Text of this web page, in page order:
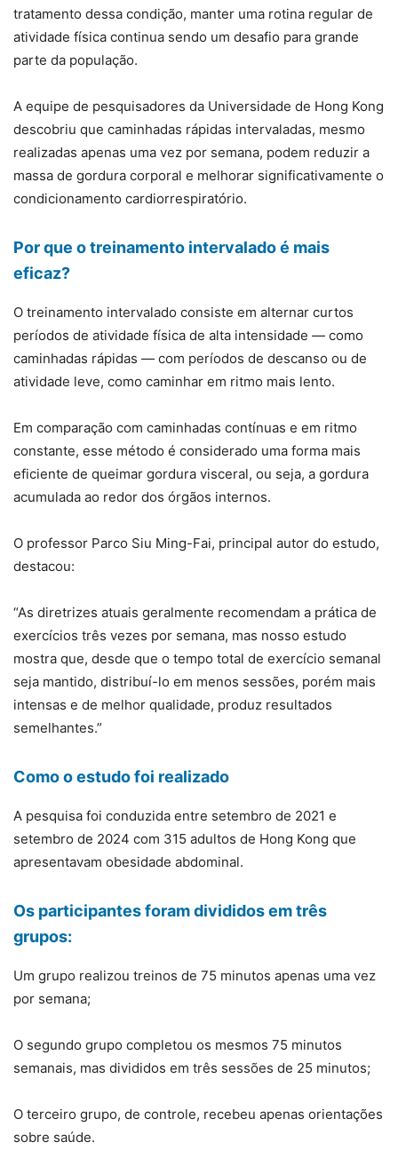
tratamento dessa condição, manter uma rotina regular de
atividade física continua sendo um desafio para grande
parte da população.
A equipe de pesquisadores da Universidade de Hong Kong
descobriu que caminhadas rápidas intervaladas, mesmo
realizadas apenas uma vez por semana, podem reduzir a
massa de gordura corporal e melhorar significativamente o
condicionamento cardiorrespiratório.
Por que o treinamento intervalado é mais
eficaz?
O treinamento intervalado consiste em alternar curtos
períodos de atividade física de alta intensidade — como
caminhadas rápidas — com períodos de descanso ou de
atividade leve, como caminhar em ritmo mais lento.
Em comparação com caminhadas contínuas e em ritmo
constante, esse método é considerado uma forma mais
eficiente de queimar gordura visceral, ou seja, a gordura
acumulada ao redor dos órgãos internos.
O professor Parco Siu Ming-Fai, principal autor do estudo,
destacou:
“As diretrizes atuais geralmente recomendam a prática de
exercícios três vezes por semana, mas nosso estudo
mostra que, desde que o tempo total de exercício semanal
seja mantido, distribuí-lo em menos sessões, porém mais
intensas e de melhor qualidade, produz resultados
semelhantes.”
Como o estudo foi realizado
A pesquisa foi conduzida entre setembro de 2021 e
setembro de 2024 com 315 adultos de Hong Kong que
apresentavam obesidade abdominal.
Os participantes foram divididos em três
grupos:
Um grupo realizou treinos de 75 minutos apenas uma vez
por semana;
O segundo grupo completou os mesmos 75 minutos
semanais, mas divididos em três sessões de 25 minutos;
O terceiro grupo, de controle, recebeu apenas orientações
sobre saúde.